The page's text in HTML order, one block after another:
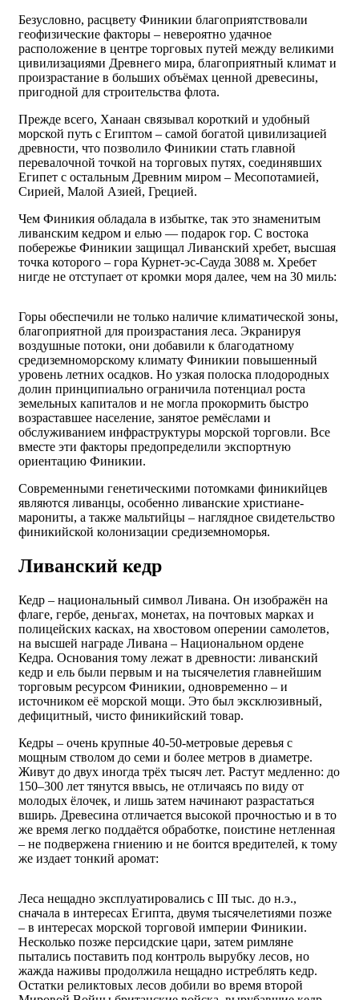
Безусловно, расцвету Финикии благоприятствовали
геофизические факторы – невероятно удачное
расположение в центре торговых путей между великими
цивилизациями Древнего мира, благоприятный климат и
произрастание в больших объёмах ценной древесины,
пригодной для строительства флота.
Прежде всего, Ханаан связывал короткий и удобный
морской путь с Египтом – самой богатой цивилизацией
древности, что позволило Финикии стать главной
перевалочной точкой на торговых путях, соединявших
Египет с остальным Древним миром – Месопотамией,
Сирией, Малой Азией, Грецией.
Чем Финикия обладала в избытке, так это знаменитым
ливанским кедром и елью — подарок гор. С востока
побережье Финикии защищал Ливанский хребет, высшая
точка которого – гора Курнет-эс-Сауда 3088 м. Хребет
нигде не отступает от кромки моря далее, чем на 30 миль:
Горы обеспечили не только наличие климатической зоны,
благоприятной для произрастания леса. Экранируя
воздушные потоки, они добавили к благодатному
средиземноморскому климату Финикии повышенный
уровень летних осадков. Но узкая полоска плодородных
долин принципиально ограничила потенциал роста
земельных капиталов и не могла прокормить быстро
возраставшее население, занятое ремёслами и
обслуживанием инфраструктуры морской торговли. Все
вместе эти факторы предопределили экспортную
ориентацию Финикии.
Современными генетическими потомками финикийцев
являются ливанцы, особенно ливанские христиане-
марониты, а также мальтийцы – наглядное свидетельство
финикийской колонизации средиземноморья.
Ливанский кедр
Кедр – национальный символ Ливана. Он изображён на
флаге, гербе, деньгах, монетах, на почтовых марках и
полицейских касках, на хвостовом оперении самолетов,
на высшей награде Ливана – Национальном ордене
Кедра. Основания тому лежат в древности: ливанский
кедр и ель были первым и на тысячелетия главнейшим
торговым ресурсом Финикии, одновременно – и
источником её морской мощи. Это был эксклюзивный,
дефицитный, чисто финикийский товар.
Кедры – очень крупные 40-50-метровые деревья с
мощным стволом до семи и более метров в диаметре.
Живут до двух иногда трёх тысяч лет. Растут медленно: до
150–300 лет тянутся ввысь, не отличаясь по виду от
молодых ёлочек, и лишь затем начинают разрастаться
вширь. Древесина отличается высокой прочностью и в то
же время легко поддаётся обработке, поистине нетленная
– не подвержена гниению и не боится вредителей, к тому
же издает тонкий аромат:
Леса нещадно эксплуатировались с III тыс. до н.э.,
сначала в интересах Египта, двумя тысячелетиями позже
– в интересах морской торговой империи Финикии.
Несколько позже персидские цари, затем римляне
пытались поставить под контроль вырубку лесов, но
жажда наживы продолжила нещадно истреблять кедр.
Остатки реликтовых лесов добили во время второй